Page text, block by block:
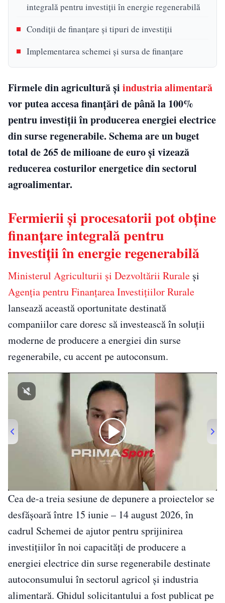
integrală pentru investiții în energie regenerabilă
Condiții de finanțare și tipuri de investiții
Implementarea schemei și sursa de finanțare
Firmele din agricultură și industria alimentară
vor putea accesa finanțări de până la 100%
pentru investiții în producerea energiei electrice
din surse regenerabile. Schema are un buget
total de 265 de milioane de euro și vizează
reducerea costurilor energetice din sectorul
agroalimentar.
Fermierii și procesatorii pot obține
finanțare integrală pentru
investiții în energie regenerabilă
Ministerul Agriculturii și Dezvoltării Rurale și
Agenția pentru Finanțarea Investițiilor Rurale
lansează această oportunitate destinată
companiilor care doresc să investească în soluții
moderne de producere a energiei din surse
regenerabile, cu accent pe autoconsum.
00:29
Cea de-a treia sesiune de depunere a proiectelor se
desfășoară între 15 iunie – 14 august 2026, în
cadrul Schemei de ajutor pentru sprijinirea
investițiilor în noi capacități de producere a
energiei electrice din surse regenerabile destinate
autoconsumului în sectorul agricol și industria
alimentară. Ghidul solicitantului a fost publicat pe